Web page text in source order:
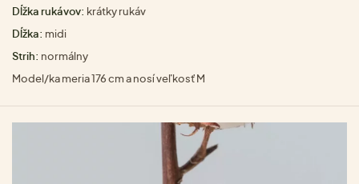
Dĺžka rukávov: krátky rukáv
Dĺžka: midi
Strih: normálny
Model/ka meria 176 cm a nosí veľkosť M